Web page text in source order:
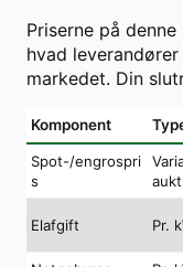
Priserne på
hvad
markedet. Din
Komponent
Spot-/engrospri
s
Elafgift Pr.